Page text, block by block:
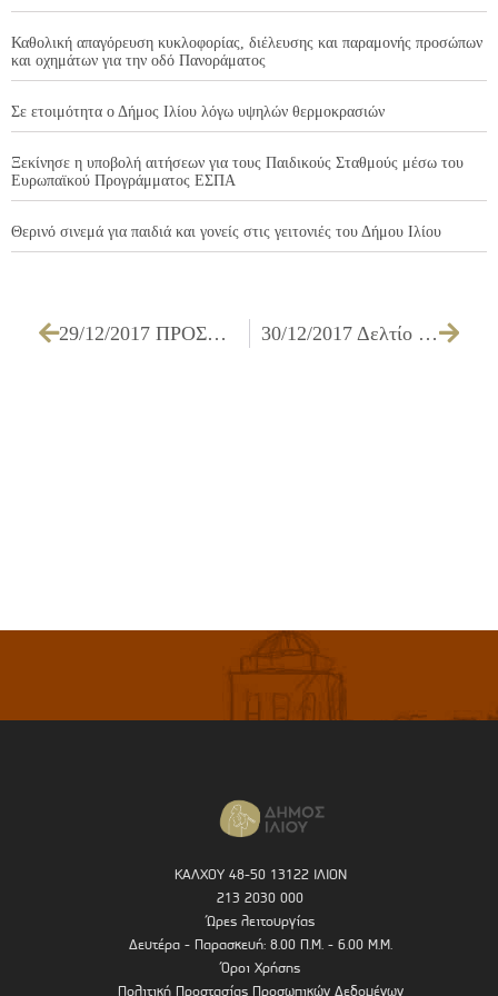
Καθολική απαγόρευση κυκλοφορίας, διέλευσης και παραμονής προσώπων
και οχημάτων για την οδό Πανοράματος
Σε ετοιμότητα ο Δήμος Ιλίου λόγω υψηλών θερμοκρασιών
Ξεκίνησε η υποβολή αιτήσεων για τους Παιδικούς Σταθμούς μέσω του
Ευρωπαϊκού Προγράμματος ΕΣΠΑ
Θερινό σινεμά για παιδιά και γονείς στις γειτονιές του Δήμου Ιλίου
29/12/2017 ΠΡΟΣΚΛΗΣΗ ΤΩΝ ΜΕΛΩΝ ΤΗΣ ΟΙΚΟΝΟΜΙΚΗΣ ΕΠΙΤΡΟΠΗΣ ΓΙΑ ΤΗΝ 02/01/2018 30/12/2017 Δελτίο Τύπου: Γεύμα αγάπης από τον Δήμο Ιλίου
ΚΑΛΧΟΥ 48-50 13122 ΙΛΙΟΝ
213 2030 000
Ώρες λειτουργίας
Δευτέρα - Παρασκευή: 8.00 Π.Μ. - 6.00 Μ.Μ.
Όροι Χρήσης
Πολιτική Προστασίας Προσωπικών Δεδομένων